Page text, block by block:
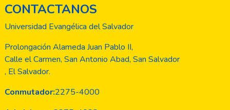
significativamente al desarrollo
de nuestros logros actuales,
nuestra comprensión del
CONTACTANOS
Universidad Evangélica del Salvador
Prolongación Alameda Juan Pablo II,
Calle el Carmen, San Antonio Abad, San Salvador
, El Salvador.
Conmutador:2275-4000